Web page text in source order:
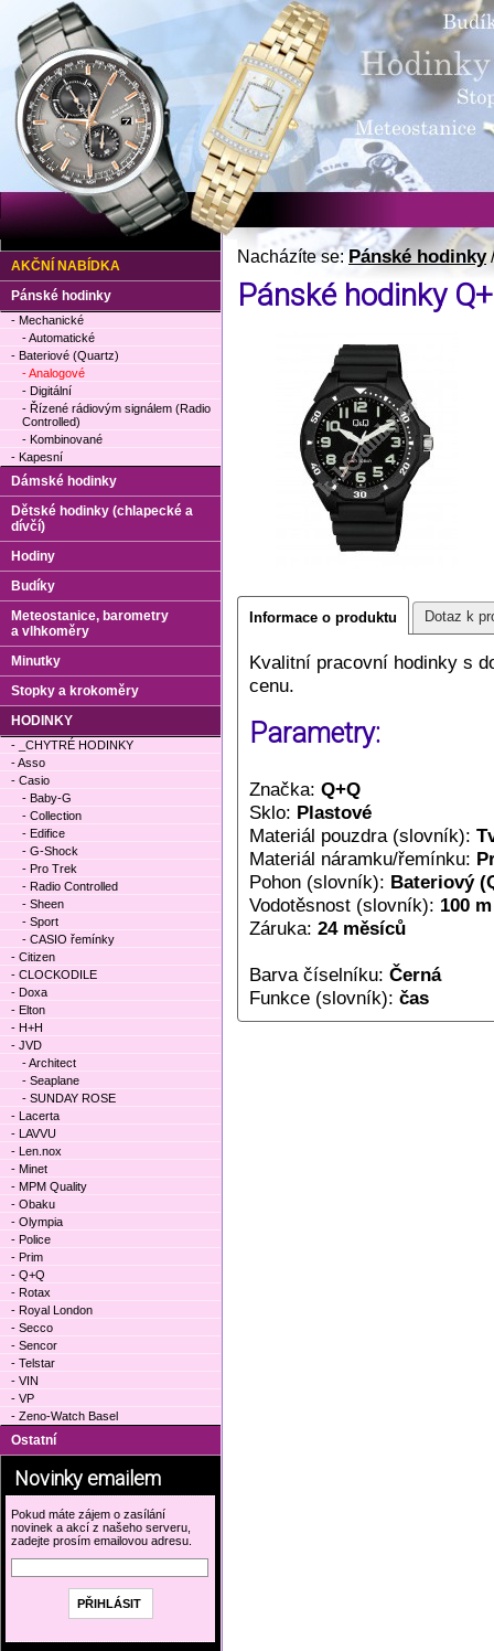
Nacházíte se:Pánské hodinky
Pánské hodinky
Informace o produktu Dotaz k
Kvalitní pracovní hodinky s
cenu.
Parametry:
Značka: Q+Q
Sklo: Plastové
Materiál pouzdra (slovník):
Materiál náramku/řemínku:
Pohon (slovník): Bateriový
Vodotěsnost (slovník): 100 m
Záruka: 24 měsíců
Barva číselníku: Černá
Funkce (slovník): čas
AKČNÍ NABÍDKA
Pánské hodinky
- Mechanické
- Automatické
- Bateriové (Quartz)
- Analogové
- Digitální
- Řízené rádiovým signálem (Radio
Controlled)
- Kombinované
- Kapesní
Dámské hodinky
Dětské hodinky (chlapecké a
dívčí)
Hodiny
Budíky
Meteostanice, barometry
a vlhkoměry
Minutky
Stopky a krokoměry
HODINKY
- _CHYTRÉ HODINKY
- Asso
- Casio
- Baby-G
- Collection
- Edifice
- G-Shock
- Pro Trek
- Radio Controlled
- Sheen
- Sport
- CASIO řemínky
- Citizen
- CLOCKODILE
- Doxa
- Elton
- H+H
- JVD
- Architect
- Seaplane
- SUNDAY ROSE
- Lacerta
- LAVVU
- Len.nox
- Minet
- MPM Quality
- Obaku
- Olympia
- Police
- Prim
- Q+Q
- Rotax
- Royal London
- Secco
- Sencor
- Telstar
- VIN
- VP
- Zeno-Watch Basel
Ostatní
Novinky emailem
Pokud máte zájem o zasílání
novinek a akcí z našeho serveru,
zadejte prosím emailovou adresu.